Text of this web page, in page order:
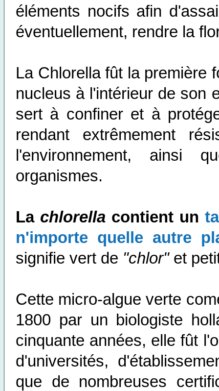
éléments nocifs afin
éventuellement, rendre la
La Chlorella fût la première
nucleus à l'intérieur de son
sert à confiner et à
rendant extrêmement
l'environnement, ainsi
organismes.
La chlorella contient un
n'importe quelle autre
signifie vert de "chlor"et
Cette micro-algue verte
1800 par un biologiste
cinquante années, elle fût
d'universités,
que de nombreuses